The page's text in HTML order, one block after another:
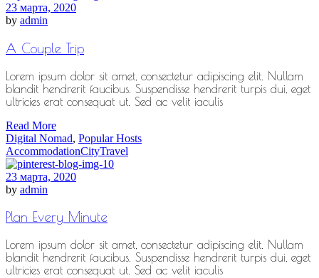
23 марта, 2020
by admin
A Couple Trip
Lorem ipsum dolor sit amet, consectetur adipiscing elit. Nullam
blandit hendrerit faucibus. Suspendisse hendrerit turpis dui, eget
ultricies erat consequat ut. Sed ac velit iaculis
Read More
Digital Nomad, Popular Hosts
AccommodationCityTravel
23 марта, 2020
by admin
Plan Every Minute
Lorem ipsum dolor sit amet, consectetur adipiscing elit. Nullam
blandit hendrerit faucibus. Suspendisse hendrerit turpis dui, eget
ultricies erat consequat ut. Sed ac velit iaculis